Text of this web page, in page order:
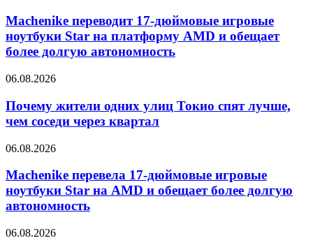
Machenike переводит 17-дюймовые игровые
ноутбуки Star на платформу AMD и обещает
более долгую автономность
06.08.2026
Почему жители одних улиц Токио спят лучше,
чем соседи через квартал
06.08.2026
Machenike перевела 17-дюймовые игровые
ноутбуки Star на AMD и обещает более долгую
автономность
06.08.2026